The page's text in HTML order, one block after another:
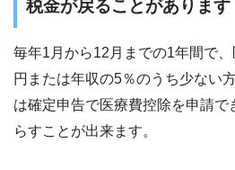
税金が戻ることがあります
毎年1月から12月までの1年間で
円または年収の5％のうち少ない
は確定申告で医療費控除を申請
らすことが出来ます。